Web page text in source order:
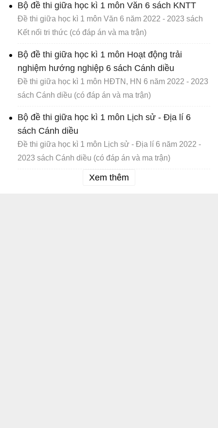
Bộ đề thi giữa học kì 1 môn Văn 6 sách KNTT
Đề thi giữa học kì 1 môn Văn 6 năm 2022 - 2023 sách
Kết nối tri thức (có đáp án và ma trận)
Bộ đề thi giữa học kì 1 môn Hoạt động trải
nghiệm hướng nghiệp 6 sách Cánh diều
Đề thi giữa học kì 1 môn HĐTN, HN 6 năm 2022 - 2023
sách Cánh diều (có đáp án và ma trận)
Bộ đề thi giữa học kì 1 môn Lịch sử - Địa lí 6
sách Cánh diều
Đề thi giữa học kì 1 môn Lịch sử - Địa lí 6 năm 2022 -
2023 sách Cánh diều (có đáp án và ma trận)
Xem thêm